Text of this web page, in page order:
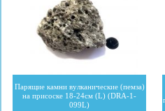
Парящие камни вулканические (пемза)
на присоске 18-24см (L) (DRA-1-
099L)